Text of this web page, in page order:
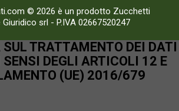
© 2026 è un prodotto Zucchetti
srl - P.IVA 02667520247
TRATTAMENTO DEI DATI
DEGLI ARTICOLI 12 E
(UE) 2016/679